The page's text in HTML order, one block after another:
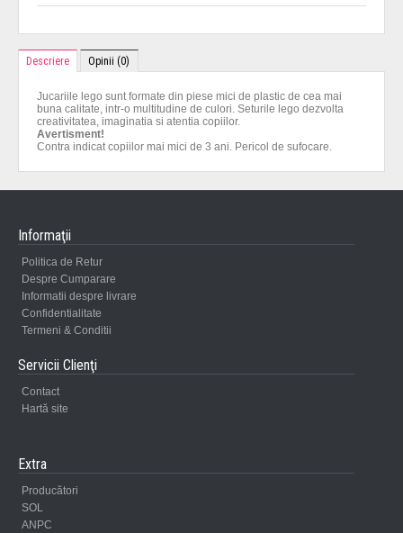
Descriere Opinii (0)
Jucariile lego sunt formate din piese mici de plastic de cea mai
buna calitate, intr-o multitudine de culori. Seturile lego dezvolta
creativitatea, imaginatia si atentia copiilor.
Avertisment!
Contra indicat copiilor mai mici de 3 ani. Pericol de sufocare.
Informaţii
Politica de Retur
Despre Cumparare
Informatii despre livrare
Confidentialitate
Termeni & Conditii
Servicii Clienţi
Contact
Hartă site
Extra
Producători
SOL
ANPC